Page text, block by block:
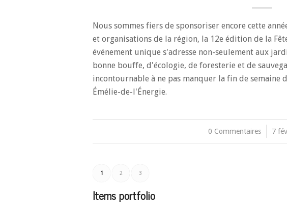
Nous sommes fiers de sponsoriser encore cette
et organisations de la région, la 12e édition de la
événement unique s'adresse non-seulement aux
bonne bouffe, d'écologie, de foresterie et de
incontournable à ne pas manquer la fin de semaine
Émélie-de-l'Énergie.
0 Commentaires
/ 7
1 2 3
Items portfolio